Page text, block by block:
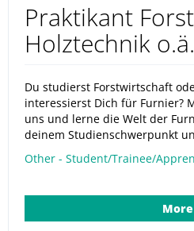
Praktikant
Holztechnik
Du studierst Forstwirtschaft
interessierst Dich für Furnier?
uns und lerne die Welt der
deinem Studienschwerpunkt
Other - Student/Trainee/
More